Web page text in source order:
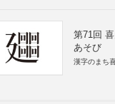
第71回
あそび
漢字のまち